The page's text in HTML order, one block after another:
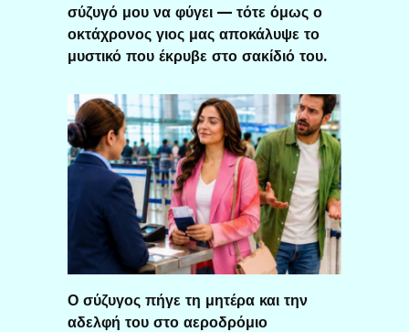
σύζυγό μου να φύγει — τότε όμως ο
οκτάχρονος γιος μας αποκάλυψε το
μυστικό που έκρυβε στο σακίδιό του.
Ο σύζυγος πήγε τη μητέρα και την
αδελφή του στο αεροδρόμιο